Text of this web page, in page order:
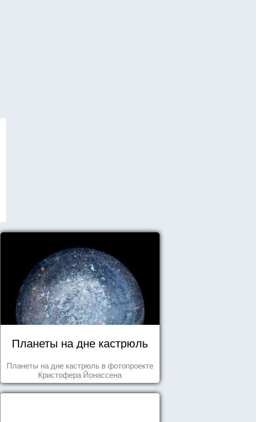
Планеты на дне кастрюль
Планеты на дне кастрюль в фотопроекте
Кристофера Йонассена